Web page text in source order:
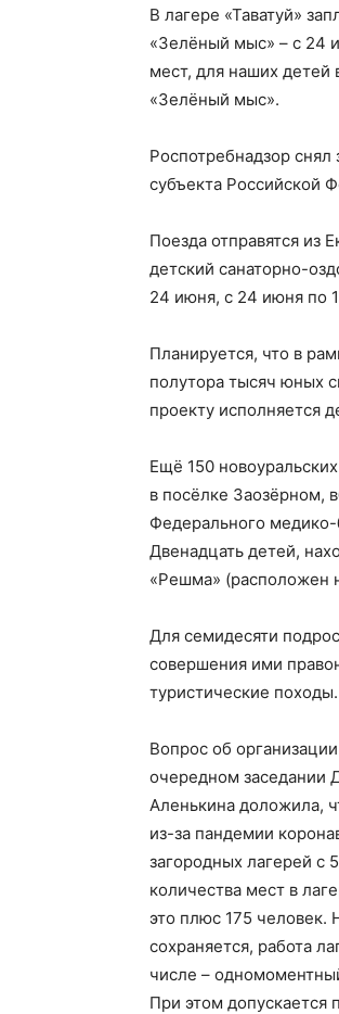
В лагере «Таватуй»
«Зелёный мыс» – с 24
мест, для наших детей
«Зелёный мыс».
Роспотребнадзор снял
субъекта Российской
Поезда отправятся из
детский санаторно-
24 июня, с 24 июня по
Планируется, что в
полутора тысяч юных
проекту исполняется
Ещё 150
в посёлке Заозёрном,
Федерального медико-
Двенадцать детей,
«Решма» (расположен
Для семидесяти
совершения ими
туристические походы.
Вопрос об
очередном заседании
Аленькина доложила,
из-за пандемии
загородных лагерей с
количества мест в
это плюс 175 человек.
сохраняется, работа
числе –
При этом допускается